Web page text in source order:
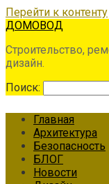
Перейти к контенту
ДОМОВОД
Строительство,
дизайн.
Поиск:
Главная
Архитектура
Безопасность
БЛОГ
Новости